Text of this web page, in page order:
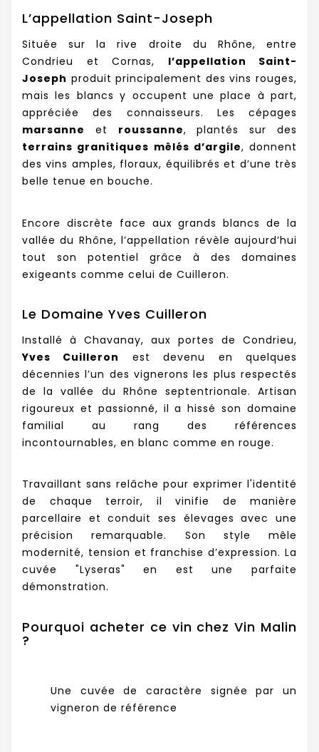
L’appellation Saint-Joseph
Située sur la rive droite du Rhône, entre
Condrieu et Cornas, l’appellation Saint-
Joseph produit principalement des vins rouges,
mais les blancs y occupent une place à part,
appréciée des connaisseurs. Les cépages
marsanne et roussanne, plantés sur des
terrains granitiques mêlés d’argile, donnent
des vins amples, floraux, équilibrés et d’une très
belle tenue en bouche.
Encore discrète face aux grands blancs de la
vallée du Rhône, l’appellation révèle aujourd’hui
tout son potentiel grâce à des domaines
exigeants comme celui de Cuilleron.
Le Domaine Yves Cuilleron
Installé à Chavanay, aux portes de Condrieu,
Yves Cuilleron
est devenu en quelques
décennies l’un des vignerons les plus respectés
de la vallée du Rhône septentrionale. Artisan
rigoureux et passionné, il a hissé son domaine
familial au rang des références
incontournables, en blanc comme en rouge.
Travaillant sans relâche pour exprimer l'identité
de chaque terroir, il vinifie de manière
parcellaire et conduit ses élevages avec une
précision remarquable. Son style mêle
modernité, tension et franchise d’expression. La
cuvée "Lyseras" en est une parfaite
démonstration.
Pourquoi acheter ce vin chez Vin Malin
?
Une cuvée de caractère signée par un
vigneron de référence